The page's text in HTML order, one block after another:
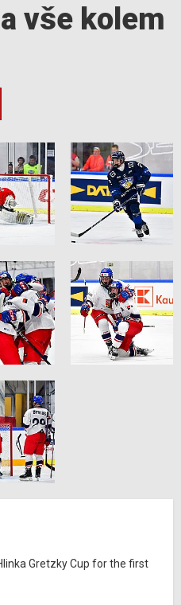
vše kolem
Gretzky Cup for the first